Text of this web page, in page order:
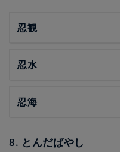
忍観
忍水
忍海
8. とんだばやし